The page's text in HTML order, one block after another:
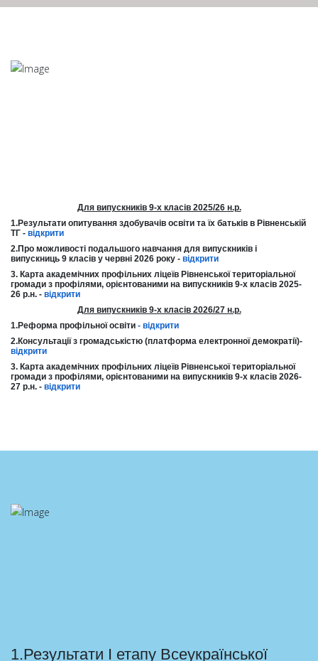
Для випускників 9-х класів 2025/26 н.р.
1.Результати опитування здобувачів освіти та їх батьків в Рівненській
ТГ - відкрити
2.Про можливості подальшого навчання для випускників і
випускниць 9 класів у червні 2026 року - відкрити
3. Карта академічних профільних ліцеїв Рівненської територіальної
громади з профілями, орієнтованими на випускників 9-х класів 2025-
26 р.н. - відкрити
Для випускників 9-х класів 2026/27 н.р.
1.Реформа профільної освіти - відкрити
2.Консультації з громадськістю (платформа електронної демократії)-
відкрити
3. Карта академічних профільних ліцеїв Рівненської територіальної
громади з профілями, орієнтованими на випускників 9-х класів 2026-
27 р.н. - відкрити
1.Результати І етапу Всеукраїнської